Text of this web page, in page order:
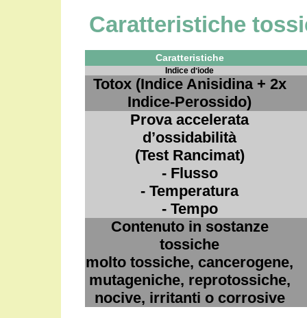
Caratteristiche
Caratteristiche
Indice dʼiode
Totox (Indice Anisidina + 2x
Indice-Perossido)
Prova accelerata
d’ossidabilità
(Test Rancimat)
- Flusso
- Temperatura
- Tempo
Contenuto in sostanze
tossiche
molto tossiche, cancerogene,
mutageniche, reprotossiche,
nocive, irritanti o corrosive